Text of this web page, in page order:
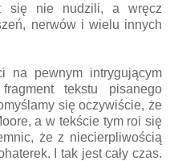
się nie nudzili, a wręcz
nerwów i wielu innych
na pewnym intrygującym
tekstu pisanego
się oczywiście, że
a w tekście tym roi się
że z niecierpliwością
I tak jest cały czas.